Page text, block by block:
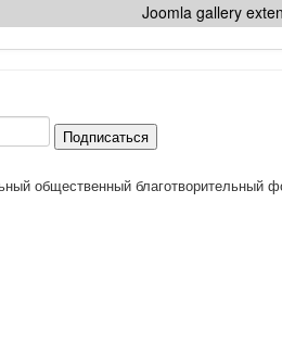
Joomla gallery
Подписаться
общественный благотворительный